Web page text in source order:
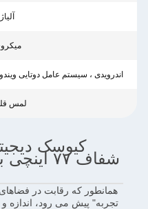
میکروفن
اندرویدی ، سیستم عامل دوتایی
لمس
کیوسک
همانطور که رقابت در
تجربه" پیش می رود، اندازه